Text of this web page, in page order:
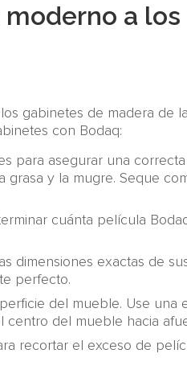
a
gabinetes de madera de
con Bodaq:
para asegurar una
y la mugre. Seque
cuánta película
dimensiones exactas de
perfecto.
del mueble. Use una
centro del mueble hacia
recortar el exceso de